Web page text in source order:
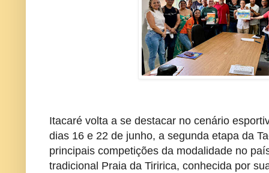
Itacaré volta a se destacar no cenário
dias 16 e 22 de junho, a segunda etapa da
principais competições da modalidade no
tradicional Praia da Tiririca, conhecida por